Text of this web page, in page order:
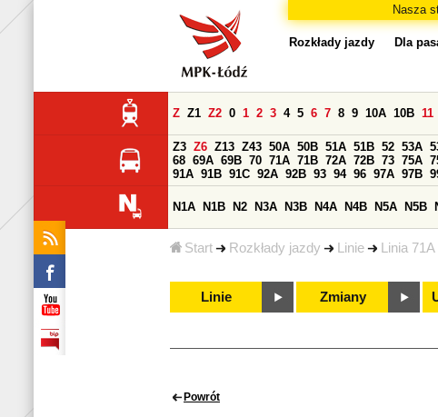
Nasza
Start Rozkłady jazdy Linie Linia 71A
Rozkłady jazdy Dla
Z Z1 Z2 0 1 2 3 4 5 6 7 8 9 10A 10B 11
Z3 Z6 Z13 Z43 50A 50B 51A 51B 52 53A
68 69A 69B 70 71A 71B 72A 72B 73 75A
91A 91B 91C 92A 92B 93 94 96 97A 97B
N1A N1B N2 N3A N3B N4A N4B N5A N5B
Linie Zmiany
Powrót